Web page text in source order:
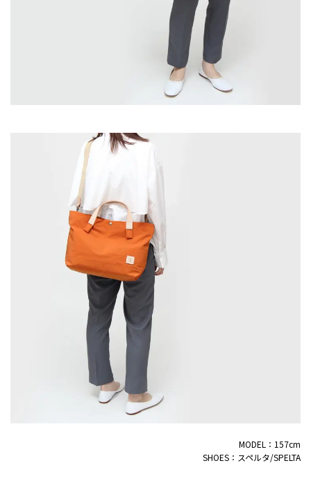
MODEL：157cm
SHOES：スペルタ/SPELTA